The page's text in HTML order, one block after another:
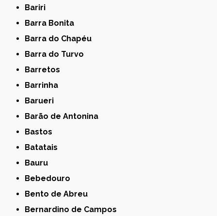
Bariri
Barra Bonita
Barra do Chapéu
Barra do Turvo
Barretos
Barrinha
Barueri
Barão de Antonina
Bastos
Batatais
Bauru
Bebedouro
Bento de Abreu
Bernardino de Campos